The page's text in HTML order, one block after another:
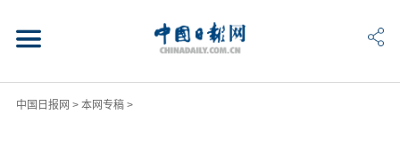
中国日报网 > 本网专稿>